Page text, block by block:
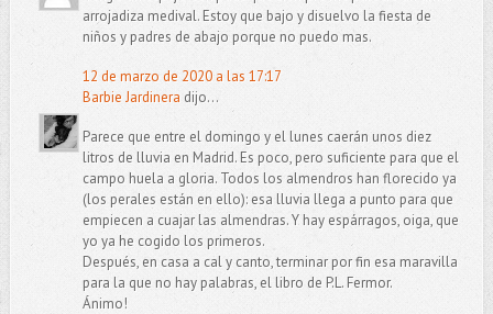
arrojadiza medival. Estoy que bajo y disuelvo la fiesta de
niños y padres de abajo porque no puedo mas.
12 de marzo de 2020 a las 17:17
Barbie Jardinera dijo...
Parece que entre el domingo y el lunes caerán unos diez
litros de lluvia en Madrid. Es poco, pero suficiente para que el
campo huela a gloria. Todos los almendros han florecido ya
(los perales están en ello): esa lluvia llega a punto para que
empiecen a cuajar las almendras. Y hay espárragos, oiga, que
yo ya he cogido los primeros.
Después, en casa a cal y canto, terminar por fin esa maravilla
para la que no hay palabras, el libro de P.L. Fermor.
Ánimo!